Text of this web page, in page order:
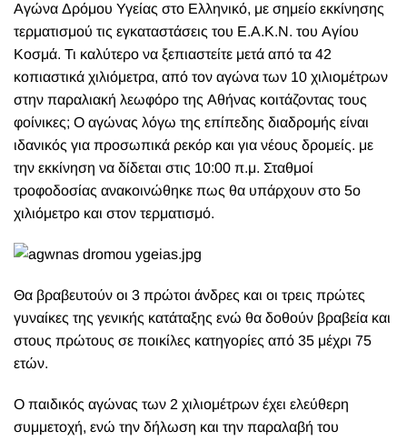
Αγώνα Δρόμου Υγείας στο Ελληνικό, με σημείο εκκίνησης
τερματισμού τις εγκαταστάσεις του Ε.Α.Κ.Ν. του Αγίου
Κοσμά. Τι καλύτερο να ξεπιαστείτε μετά από τα 42
κοπιαστικά χιλιόμετρα, από τον αγώνα των 10 χιλιομέτρων
στην παραλιακή λεωφόρο της Αθήνας κοιτάζοντας τους
φοίνικες; Ο αγώνας λόγω της επίπεδης διαδρομής είναι
ιδανικός για προσωπικά ρεκόρ και για νέους δρομείς. με
την εκκίνηση να δίδεται στις 10:00 π.μ. Σταθμοί
τροφοδοσίας ανακοινώθηκε πως θα υπάρχουν στο 5ο
χιλιόμετρο και στον τερματισμό.
Θα βραβευτούν οι 3 πρώτοι άνδρες και οι τρεις πρώτες
γυναίκες της γενικής κατάταξης ενώ θα δοθούν βραβεία και
στους πρώτους σε ποικίλες κατηγορίες από 35 μέχρι 75
ετών.
Ο παιδικός αγώνας των 2 χιλιομέτρων έχει ελεύθερη
συμμετοχή, ενώ την δήλωση και την παραλαβή του